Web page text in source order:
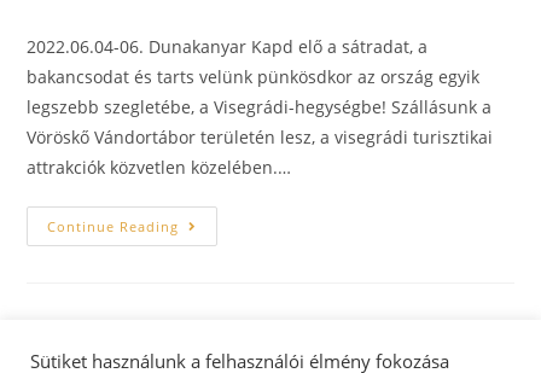
2022.06.04-06. Dunakanyar Kapd elő a sátradat, a
bakancsodat és tarts velünk pünkösdkor az ország egyik
legszebb szegletébe, a Visegrádi-hegységbe! Szállásunk a
Vöröskő Vándortábor területén lesz, a visegrádi turisztikai
attrakciók közvetlen közelében.…
Continue Reading
Sütiket használunk a felhasználói élmény fokozása